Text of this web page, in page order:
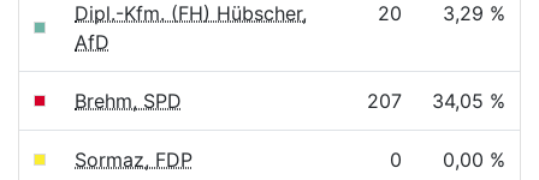
Dipl.-Kfm. (FH) Hübscher,
AfD
20 3,29 %
Brehm, SPD 207 34,05 %
Sormaz, FDP 0 0,00 %